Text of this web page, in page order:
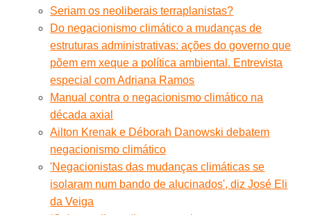
Seriam os neoliberais terraplanistas?
Do negacionismo climático a mudanças de
estruturas administrativas: ações do governo que
põem em xeque a política ambiental. Entrevista
especial com Adriana Ramos
Manual contra o negacionismo climático na
década axial
Ailton Krenak e Déborah Danowski debatem
negacionismo climático
'Negacionistas das mudanças climáticas se
isolaram num bando de alucinados', diz José Eli
da Veiga